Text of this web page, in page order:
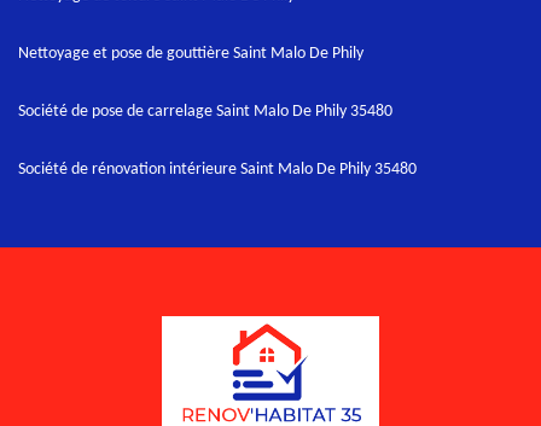
Nettoyage et pose de gouttière Saint Malo De Phily
Société de pose de carrelage Saint Malo De Phily 35480
Société de rénovation intérieure Saint Malo De Phily 35480